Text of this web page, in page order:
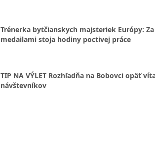
Trénerka bytčianskych majsteriek Európy: Za
medailami stoja hodiny poctivej práce
TIP NA VÝLET Rozhľadňa na Bobovci opäť
návštevníkov